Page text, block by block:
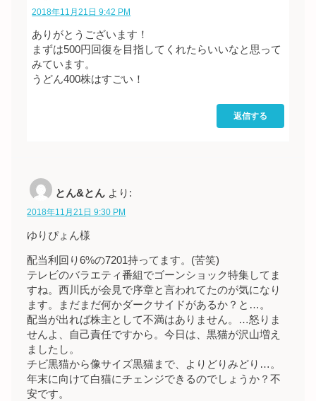
2018年11月21日 9:42 PM
ありがとうございます！
まずは500円回復を目指してくれたらいいなと思って
みています。
うどん400株はすごい！
返信する
とん&とん より:
2018年11月21日 9:30 PM
ゆりぴょん様
配当利回り6%の7201持ってます。(苦笑)
テレビのバラエティ番組でゴーンショック特集してま
すね。西川氏が会見で序章と言われてたのが気になり
ます。まだまだ何かダークサイドがあるか？と…。
配当が出れば株主として不満はありません。…怒りま
せんよ、自己責任ですから。今日は、黒猫が沢山増え
ましたし。
チビ黒猫から像サイズ黒猫まで、よりどりみどり…。
年末に向けて白猫にチェンジできるのでしょうか？不
安です。